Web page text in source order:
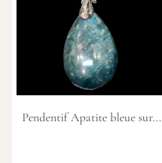
Pendentif Apatite bleue sur...